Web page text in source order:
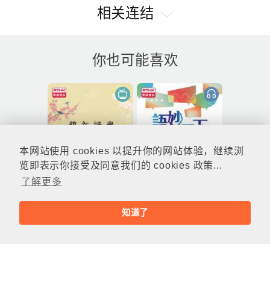
本网站使用 cookies 以提升你的网站体验，继续浏
览即表示你接受及同意我们的 cookies 政策...
了解更多
知道了
相关连结
你也可能喜欢